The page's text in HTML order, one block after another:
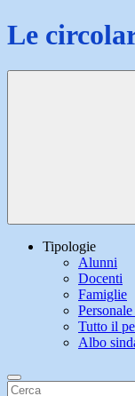
Le
Tipologie
Alunni
Docenti
Famiglie
Tutto il
Albo